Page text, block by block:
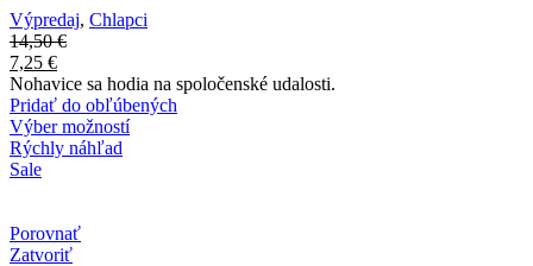
Výpredaj, Chlapci
14,50€
7,25 €
Nohavice sa hodia na spoločenské udalosti.
Pridať do obľúbených
Výber možností
Rýchly náhľad
Sale
Porovnať
Zatvoriť